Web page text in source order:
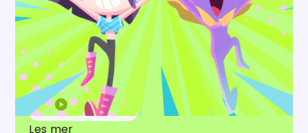
I Fantasia er alt mulig. Kan du tenke det, kan du
gjøre det. Det passer Lilly og bestevennen
hennes, Poff, perfekt. Bli med når de kaster seg
ut i nye eventyr.
Lytt her
Les mer